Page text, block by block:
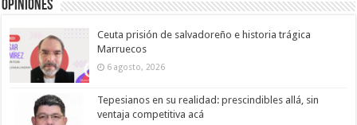
Opiniones
Ceuta prisión de salvadoreño e historia trágica
Marruecos
6 agosto, 2026
Tepesianos en su realidad: prescindibles allá, sin
ventaja competitiva acá